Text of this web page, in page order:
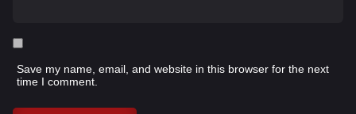
Save my name, email, and website in this browser for the next
time I comment.